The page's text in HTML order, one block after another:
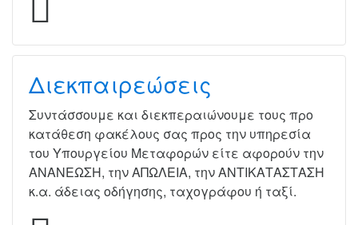
Διεκπαιρεώσεις
Συντάσσουμε και διεκπεραιώνουμε τους προ
κατάθεση φακέλους σας προς την υπηρεσία
του Υπουργείου Μεταφορών είτε αφορούν την
ΑΝΑΝΕΩΣΗ, την ΑΠΩΛΕΙΑ, την ΑΝΤΙΚΑΤΑΣΤΑΣΗ
κ.α. άδειας οδήγησης, ταχογράφου ή ταξί.